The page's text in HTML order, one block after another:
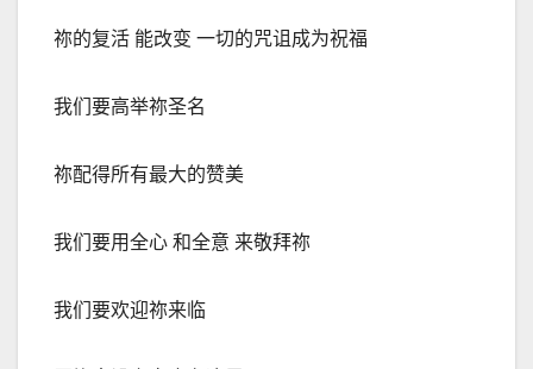
祢的复活 能改变 一切的咒诅成为祝福
我们要高举祢圣名
祢配得所有最大的赞美
我们要用全心 和全意 来敬拜祢
我们要欢迎祢来临